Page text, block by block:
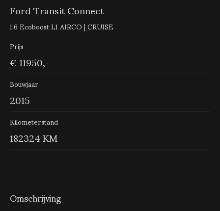
Ford Transit Connect
1.6 Ecoboost L1 AIRCO | CRUISE
Prijs
€ 11950,-
Bouwjaar
2015
Kilometerstand
182324 KM
Omschrijving